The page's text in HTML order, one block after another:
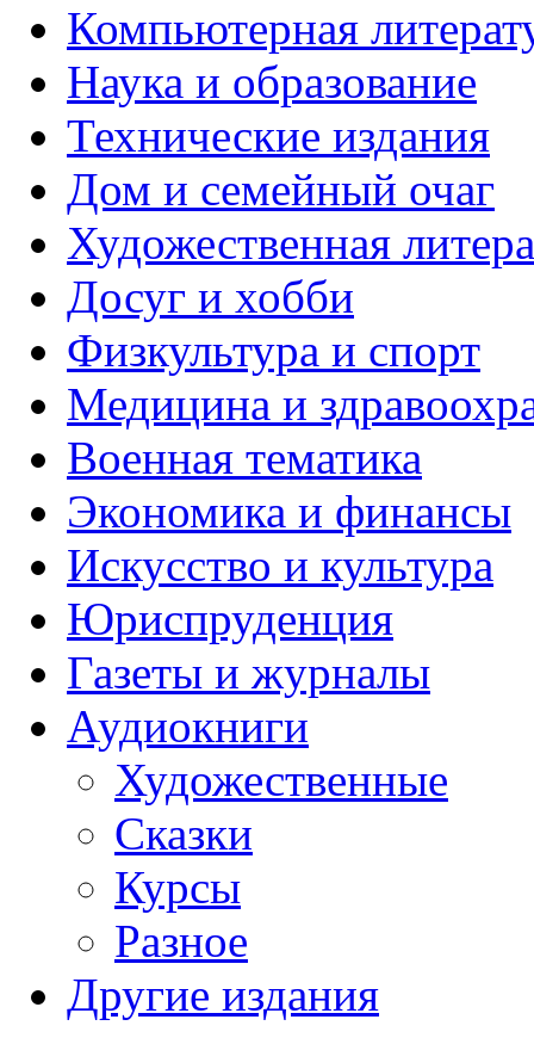
Компьютерная
Наука и образование
Технические издания
Дом и семейный очаг
Художественная
Досуг и хобби
Физкультура и спорт
Медицина и
Военная тематика
Экономика и финансы
Искусство и культура
Юриспруденция
Газеты и журналы
Аудиокниги
Художественные
Сказки
Курсы
Разное
Другие издания